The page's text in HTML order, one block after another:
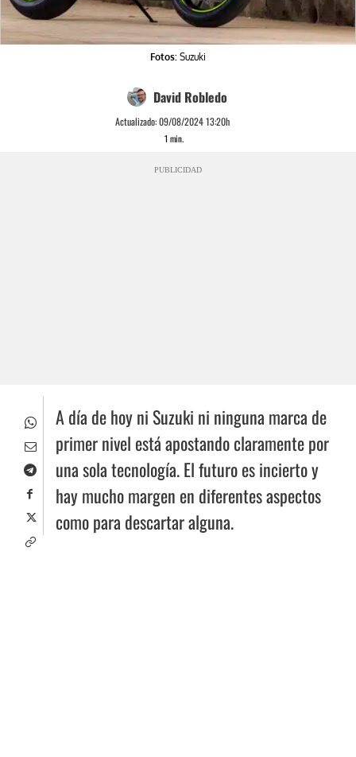
Fotos: Suzuki
David Robledo
Actualizado:09/08/2024 13:20h
1 min.
PUBLICIDAD
A día de hoy ni Suzuki ni ninguna marca de
primer nivel está apostando claramente por
una sola tecnología. El futuro es incierto y
hay mucho margen en diferentes aspectos
como para descartar alguna.